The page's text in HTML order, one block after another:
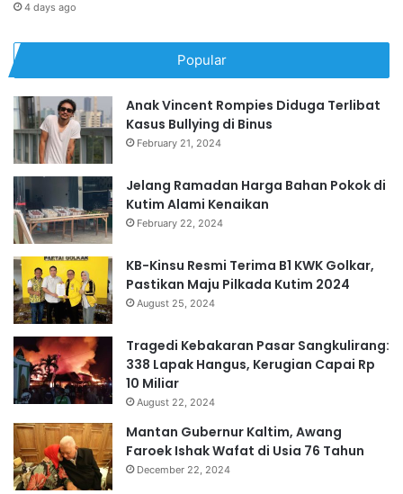
4 days ago
Popular
Anak Vincent Rompies Diduga Terlibat
Kasus Bullying di Binus
February 21, 2024
Jelang Ramadan Harga Bahan Pokok di
Kutim Alami Kenaikan
February 22, 2024
KB-Kinsu Resmi Terima B1 KWK Golkar,
Pastikan Maju Pilkada Kutim 2024
August 25, 2024
Tragedi Kebakaran Pasar Sangkulirang:
338 Lapak Hangus, Kerugian Capai Rp
10 Miliar
August 22, 2024
Mantan Gubernur Kaltim, Awang
Faroek Ishak Wafat di Usia 76 Tahun
December 22, 2024